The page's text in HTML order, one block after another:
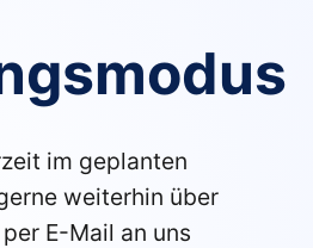
im geplanten
weiterhin über
E-Mail an uns